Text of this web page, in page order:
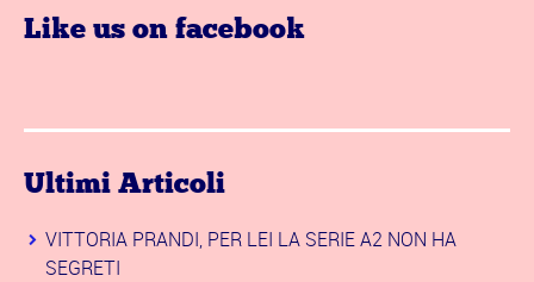
Like us on facebook
Ultimi Articoli
VITTORIA PRANDI, PER LEI LA SERIE A2 NON HA
SEGRETI